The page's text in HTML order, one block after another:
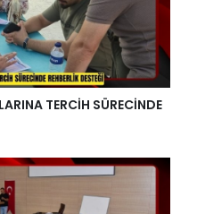
TERCİH SÜRECİNDE